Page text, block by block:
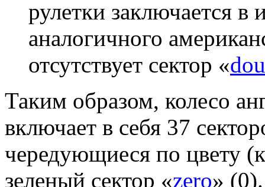
рулетки заключается в
аналогичного
отсутствует сектор «
Таким образом, колесо
включает в себя 37
чередующиеся по цвету
зеленый сектор «zero»